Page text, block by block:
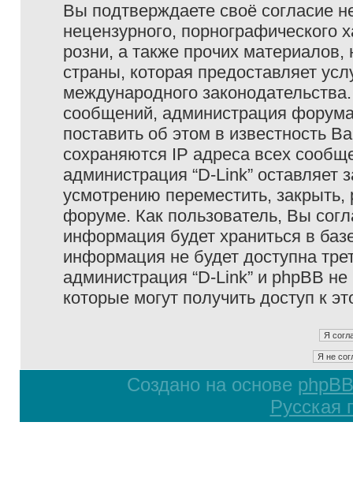
Вы подтверждаете своё согласие
нецензурного, порнографического
розни, а также прочих
страны, которая предоставляет
международного
сообщений, администрация
поставить об этом в известность
сохраняются IP адреса всех
администрация “D-Link”
усмотрению переместить,
форуме. Как пользователь, Вы
информация будет храниться в
информация не будет доступна
администрация “D-Link” и phpBB
которые могут получить доступ к
Создано на основе phpBB
Русская